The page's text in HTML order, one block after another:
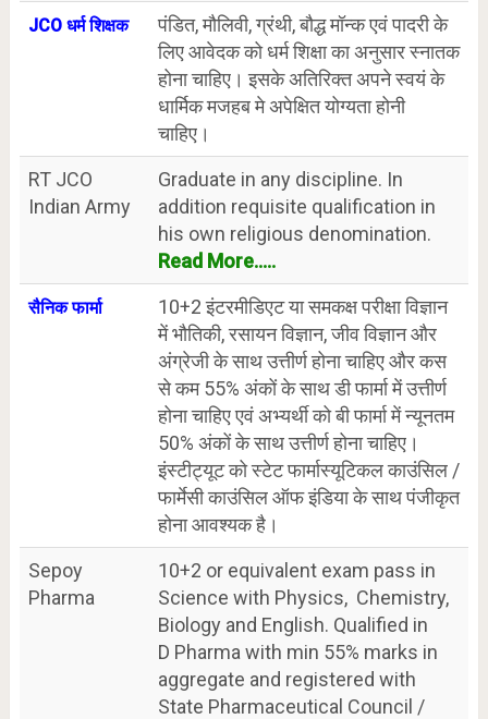
JCO धर्म शिक्षक
पंडित, मौलिवी, ग्रंथी, बौद्ध मॉन्क एवं पादरी के
लिए आवेदक को धर्म शिक्षा का अनुसार स्नातक
होना चाहिए। इसके अतिरिक्त अपने स्वयं के
धार्मिक मजहब मे अपेक्षित योग्यता होनी
चाहिए।
RT JCO
Indian Army
Graduate in any discipline. In
addition requisite qualification in
his own religious denomination.
Read More.....
सैनिक फार्मा
10+2 इंटरमीडिएट या समकक्ष परीक्षा विज्ञान
में भौतिकी, रसायन विज्ञान, जीव विज्ञान और
अंग्रेजी के साथ उत्तीर्ण होना चाहिए और कस
से कम 55% अंकों के साथ डी फार्मा में उत्तीर्ण
होना चाहिए एवं अभ्यर्थी को बी फार्मा में न्यूनतम
50% अंकों के साथ उत्तीर्ण होना चाहिए।
इंस्टीट्यूट को स्टेट फार्मास्यूटिकल काउंसिल /
फार्मेसी काउंसिल ऑफ इंडिया के साथ पंजीकृत
होना आवश्यक है।
Sepoy
Pharma
10+2 or equivalent exam pass in
Science with Physics, Chemistry,
Biology and English. Qualified in
D Pharma with min 55% marks in
aggregate and registered with
State Pharmaceutical Council /